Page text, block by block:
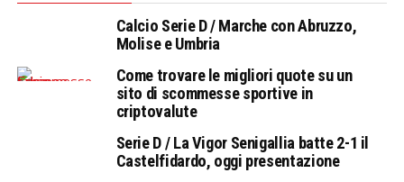
Calcio Serie D / Marche con Abruzzo,
Molise e Umbria
Come trovare le migliori quote su un
sito di scommesse sportive in
criptovalute
Serie D / La Vigor Senigallia batte 2-1 il
Castelfidardo, oggi presentazione